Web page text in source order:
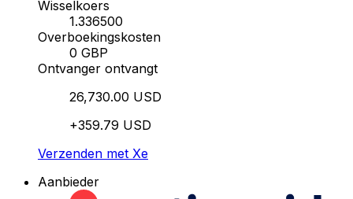
Wisselkoers
1.336500
Overboekingskosten
0 GBP
Ontvanger ontvangt
26,730.00 USD
+359.79 USD
Verzenden met Xe
Aanbieder